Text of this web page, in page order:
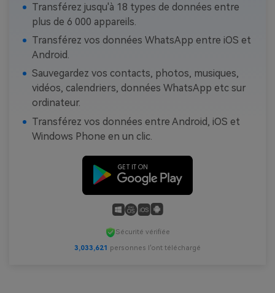
Transférez jusqu'à 18 types de données entre
plus de 6 000 appareils.
Transférez vos données WhatsApp entre iOS et
Android.
Sauvegardez vos contacts, photos, musiques,
vidéos, calendriers, données WhatsApp etc sur
ordinateur.
Transférez vos données entre Android, iOS et
Windows Phone en un clic.
Sécurité vérifiée
3,033,621 personnes l'ont téléchargé